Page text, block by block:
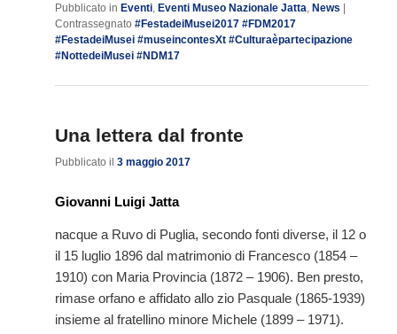
Pubblicato in Eventi, Eventi Museo Nazionale Jatta, News
Contrassegnato #FestadeiMusei2017 #FDM2017
#FestadeiMusei #museincontesXt #Culturaèpartecipazione
#NottedeiMusei #NDM17
Una lettera dal fronte
Pubblicato il 3 maggio 2017
Giovanni Luigi Jatta
nacque a Ruvo di Puglia, secondo fonti diverse, il 12 o
il 15 luglio 1896 dal matrimonio di Francesco (1854 –
1910) con Maria Provincia (1872 – 1906). Ben presto,
rimase orfano e affidato allo zio Pasquale (1865-1939)
insieme al fratellino minore Michele (1899 – 1971).